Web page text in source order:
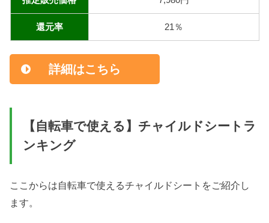
還元率 21％
詳細はこちら
【自転車で使える】チャイルドシートラ
ンキング
ここからは自転車で使えるチャイルドシートをご紹介し
ます。